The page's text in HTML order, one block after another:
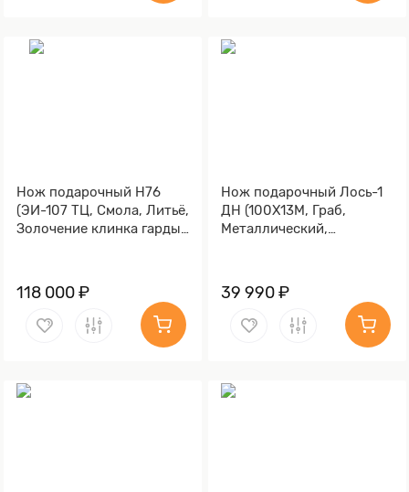
Нож подарочный Н76
(ЭИ-107 ТЦ, Смола, Литьё,
Золочение клинка гарды
118 000 ₽
Нож подарочный Лось-1
ДН (100Х13М, Граб,
Металлический,
39 990 ₽